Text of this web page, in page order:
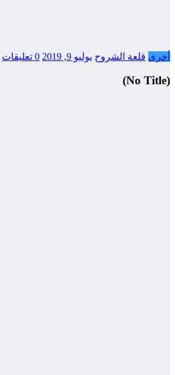
أخرى قلعة الشروح يوليو 9, 2019 0 تعليقات
(No Title)